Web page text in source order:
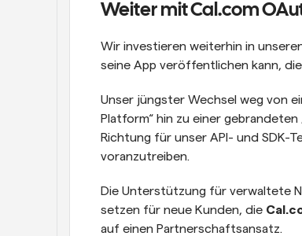
Weiter mit Cal.com
Wir investieren weiterhin in
seine App veröffentlichen kann,
Unser jüngster Wechsel weg von
Platform“ hin zu einer
Richtung für unser API- und SDK-
voranzutreiben.
Die Unterstützung für verwaltete
setzen für neue Kunden, die
auf einen Partnerschaftsansatz.